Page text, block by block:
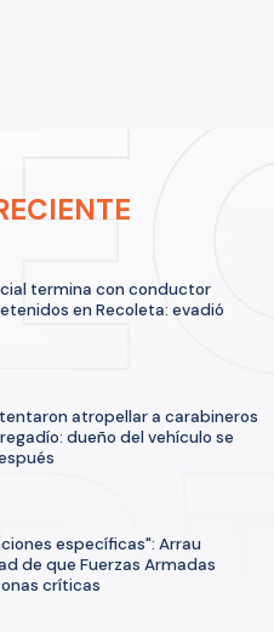
termina con conductor
en Recoleta: evadió
atropellar a carabineros
dueño del vehículo se
específicas": Arrau
de que Fuerzas Armadas
críticas